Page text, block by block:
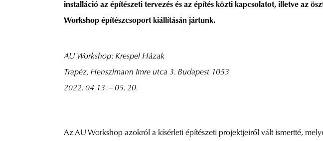
installáció az építészeti tervezés és az építés közti kapcsolatot, illetve az
Workshop építészcsoport kiállításán jártunk.
AU Workshop: Krespel Házak
Trapéz, Henszlmann Imre utca 3. Budapest 1053
2022. 04.13. – 05. 20.
Az AU Workshop azokról a kísérleti építészeti projektjeiről vált ismertté,